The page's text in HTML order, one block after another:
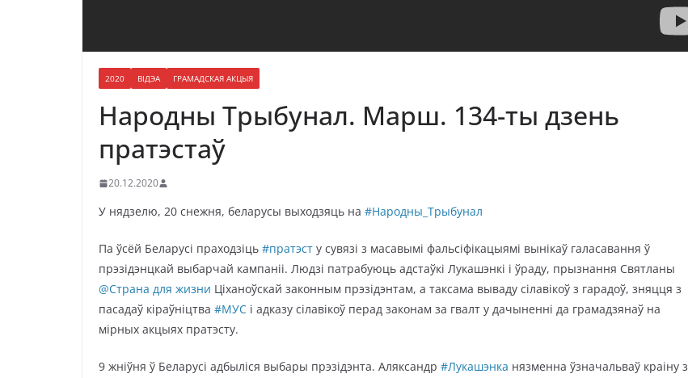
2020 ВІДЭА ГРАМАДСКАЯ АКЦЫЯ
Народны Трыбунал. Марш. 134-ты дзень
пратэстаў
20.12.2020
У нядзелю, 20 снежня, беларусы выходзяць на #Народны_Трыбунал
Па ўсёй Беларусі праходзіць #пратэст у сувязі з масавымі фальсіфікацыямі вынікаў галасавання ў
прэзідэнцкай выбарчай кампаніі. Людзі патрабуюць адстаўкі Лукашэнкі і ўраду, прызнання Святланы
@Страна для жизни Ціханоўскай законным прэзідэнтам, а таксама вываду сілавікоў з гарадоў, зняцця з
пасадаў кіраўніцтва #МУС і адказу сілавікоў перад законам за гвалт у дачыненні да грамадзянаў на
мірных акцыях пратэсту.
9 жніўня ў Беларусі адбыліся выбары прэзідэнта. Аляксандр #Лукашэнка нязменна ўзначальваў краіну з